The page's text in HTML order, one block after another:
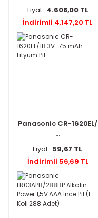
Fiyat : 4.608,00 TL
İndirimli 4.147,20 TL
Panasonic CR-1620EL/
...
Fiyat : 59,67 TL
İndirimli 56,69 TL